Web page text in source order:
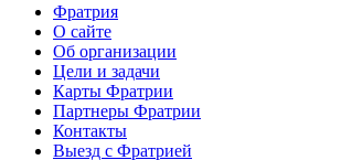
Фратрия
О сайте
Об организации
Цели и задачи
Карты Фратрии
Партнеры Фратрии
Контакты
Выезд с Фратрией